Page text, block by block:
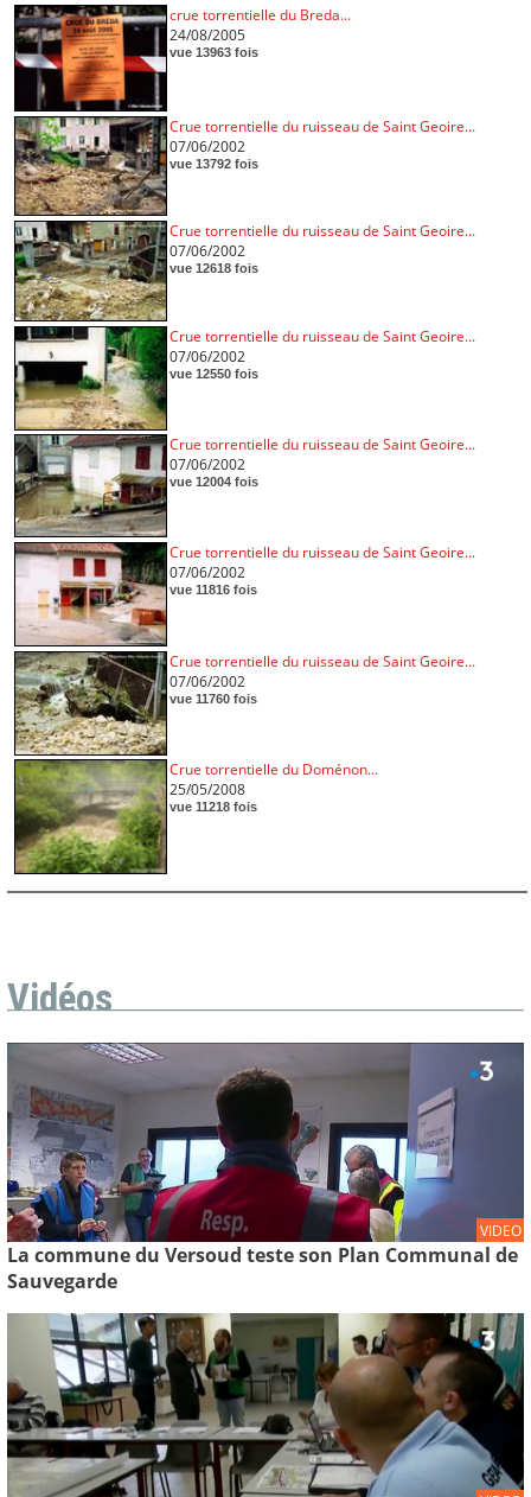
crue torrentielle du Breda...
24/08/2005
vue 13963 fois
Crue torrentielle du ruisseau de Saint Geoire...
07/06/2002
vue 13792 fois
Crue torrentielle du ruisseau de Saint Geoire...
07/06/2002
vue 12618 fois
Crue torrentielle du ruisseau de Saint Geoire...
07/06/2002
vue 12550 fois
Crue torrentielle du ruisseau de Saint Geoire...
07/06/2002
vue 12004 fois
Crue torrentielle du ruisseau de Saint Geoire...
07/06/2002
vue 11816 fois
Crue torrentielle du ruisseau de Saint Geoire...
07/06/2002
vue 11760 fois
Crue torrentielle du Doménon...
25/05/2008
vue 11218 fois
Vidéos
VIDEO
La commune du Versoud teste son Plan Communal de
Sauvegarde